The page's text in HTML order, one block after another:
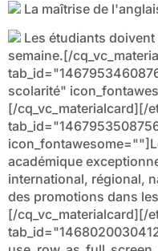
La maîtrise de
Les étudiants
semaine.[/
scolarité"
[/cq_vc_materialcard][/
académique
international, régional,
des promotions dans
[/cq_vc_materialcard][/